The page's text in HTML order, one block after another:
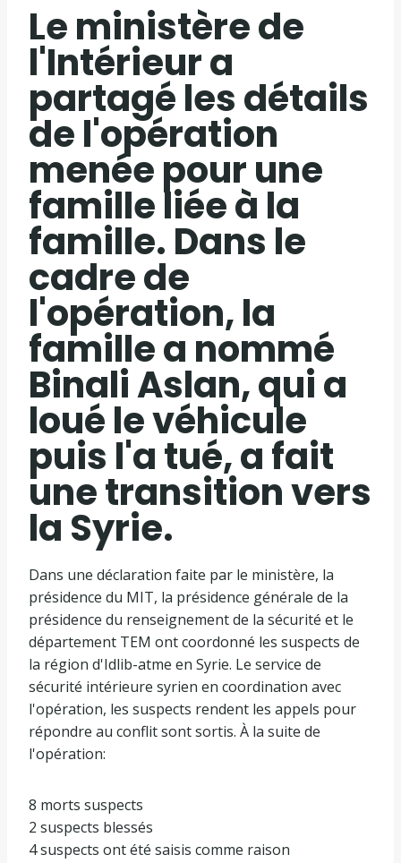
Le ministère de
l'Intérieur a
partagé les détails
de l'opération
menée pour une
famille liée à la
famille. Dans le
cadre de
l'opération, la
famille a nommé
Binali Aslan, qui a
loué le véhicule
puis l'a tué, a fait
une transition vers
la Syrie.
Dans une déclaration faite par le ministère, la
présidence du MIT, la présidence générale de la
présidence du renseignement de la sécurité et le
département TEM ont coordonné les suspects de
la région d'Idlib-atme en Syrie. Le service de
sécurité intérieure syrien en coordination avec
l'opération, les suspects rendent les appels pour
répondre au conflit sont sortis. À la suite de
l'opération:
8 morts suspects
2 suspects blessés
4 suspects ont été saisis comme raison